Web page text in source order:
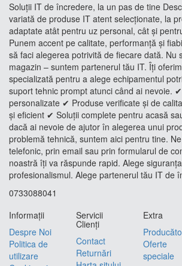
Soluții IT de încredere, la un pas de tine
variată de produse IT atent selecționate, la
adaptate atât pentru uz personal, cât și
Punem accent pe calitate, performanță și
să faci alegerea potrivită de fiecare dată. Nu
magazin – suntem partenerul tău IT. Îți
specializată pentru a alege echipamentul
suport tehnic prompt atunci când ai nevoie.
personalizate ✔ Produse verificate și de
și eficient ✔ Soluții complete pentru acasă
dacă ai nevoie de ajutor în alegerea unui
problemă tehnică, suntem aici pentru tine.
telefonic, prin email sau prin formularul de
noastră îți va răspunde rapid. Alege
profesionalismul. Alege partenerul tău IT de
0733088041
Informaţii
Despre Noi
Politica de
utilizare
Servicii
Clienţi
Contact
Returnări
Extra
Oferte
speciale